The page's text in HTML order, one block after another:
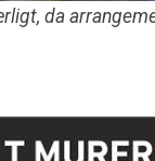
da